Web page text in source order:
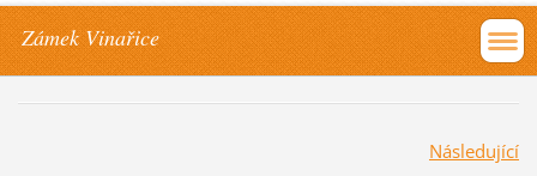
Zámek Vinařice
Následující